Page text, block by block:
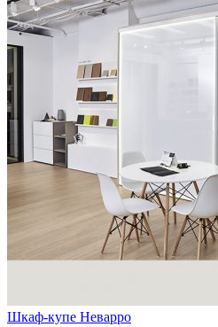
Шкаф-купе Неварро